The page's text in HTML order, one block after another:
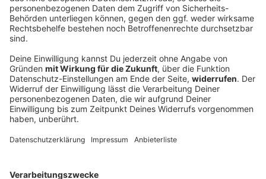
25-Jähriger streamt Reanimation auf Social
Media
Mit einem Atemalkohol von mehr als 3,5 Promille
stürzt ein Mann in Würzburg von der Brücke – die
Der Betrunkene bekommt einen Krampfanfall.